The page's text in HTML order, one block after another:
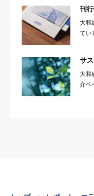
刊
大和
てい
サ
大和
介ペ